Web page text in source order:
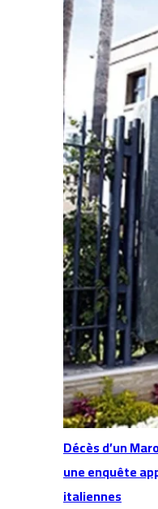
Décès d’un
une enquête
italiennes